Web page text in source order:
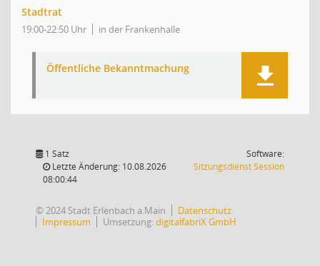
Stadtrat
19:00-22:50 Uhr in der Frankenhalle
Öffentliche Bekanntmachung
1 Satz
Letzte Änderung: 10.08.2026
08:00:44
Software:
SitzungsdienstSession(Wird in
© 2024 Stadt Erlenbach a.Main
Datenschutz
Impressum
Umsetzung:digitalfabriX GmbH